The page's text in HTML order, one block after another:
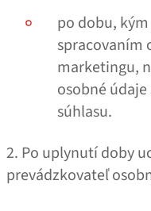
po dobu,
spracovaním
marketingu,
osobné
súhlasu.
2. Po uplynutí doby
prevádzkovateľ